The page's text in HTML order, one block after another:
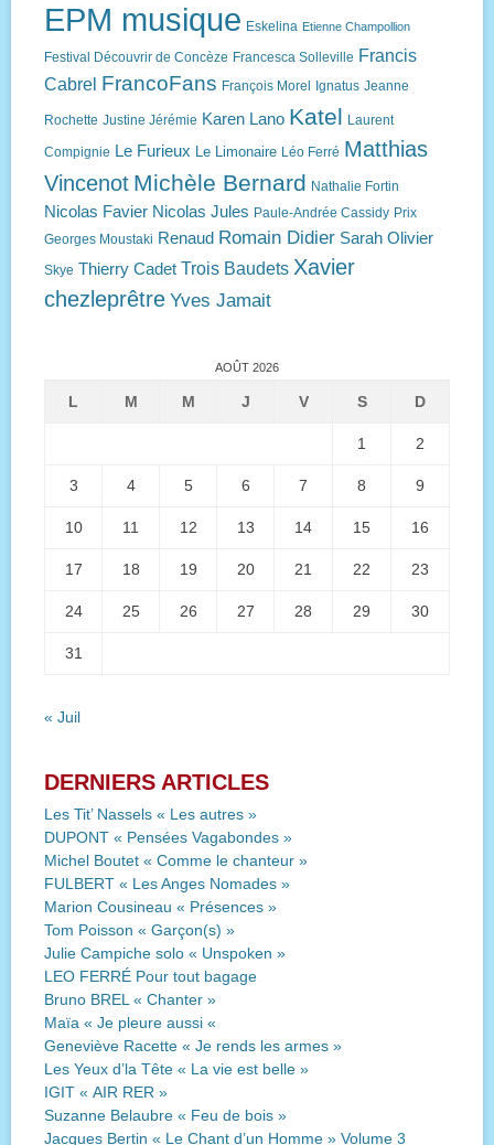
EPM musique Eskelina Etienne Champollion
Festival Découvrir de Concèze Francesca Solleville Francis
Cabrel FrancoFans François Morel Ignatus Jeanne
Rochette Justine Jérémie Karen Lano Katel Laurent
Compignie Le Furieux Le Limonaire Léo Ferré Matthias
Vincenot Michèle Bernard Nathalie Fortin
Nicolas Favier Nicolas Jules Paule-Andrée Cassidy Prix
Georges Moustaki Renaud Romain Didier Sarah Olivier
Skye Thierry Cadet Trois Baudets Xavier
chezleprêtre Yves Jamait
AOÛT 2026
L M M J V S D
1 2
3 4 5 6 7 8 9
10 11 12 13 14 15 16
17 18 19 20 21 22 23
24 25 26 27 28 29 30
31
« Juil
DERNIERS ARTICLES
Les Tit’ Nassels « Les autres »
DUPONT « Pensées Vagabondes »
Michel Boutet « Comme le chanteur »
FULBERT « Les Anges Nomades »
Marion Cousineau « Présences »
Tom Poisson « Garçon(s) »
Julie Campiche solo « Unspoken »
LEO FERRÉ Pour tout bagage
Bruno BREL « Chanter »
Maïa « Je pleure aussi «
Geneviève Racette « Je rends les armes »
Les Yeux d’la Tête « La vie est belle »
IGIT « AIR RER »
Suzanne Belaubre « Feu de bois »
Jacques Bertin « Le Chant d’un Homme » Volume 3